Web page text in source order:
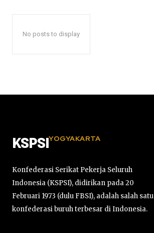
No posts to display
KSPSI YOGYAKARTA
Konfederasi Serikat Pekerja Seluruh
Indonesia (KSPSI), didirikan pada 20
Februari 1973 (dulu FBSI), adalah salah satu
konfederasi buruh terbesar di Indonesia.